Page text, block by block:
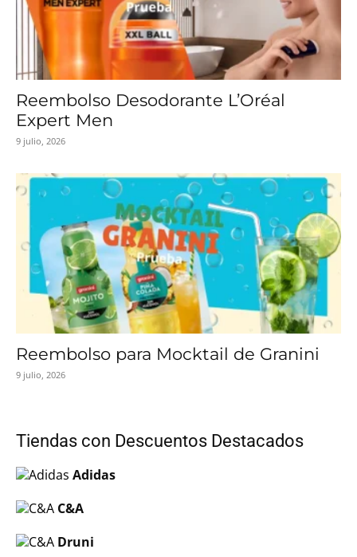
Reembolso Desodorante L’Oréal
Expert Men
9 julio, 2026
Reembolso para Mocktail de Granini
9 julio, 2026
Tiendas con Descuentos Destacados
Adidas
C&A
Druni